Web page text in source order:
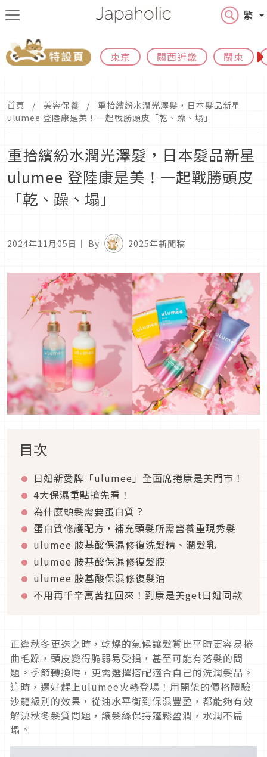
繁
東京 關西近畿 關東
首頁 美容保養
重拾繽紛水潤光澤髮，日本髮品新星
ulumee 登陸康是美！一起戰勝頭皮「乾、躁、塌」
重拾繽紛水潤光澤髮，日本髮品新星
ulumee 登陸康是美！一起戰勝頭皮
「乾、躁、塌」
2024年11月05日 ｜ By 2025年新聞稿
目次
日妞新愛牌「ulumee」全面席捲康是美門市！
4大保濕重點搶先看！
為什麼頭髮需要蛋白質？
蛋白質修護配方，補充頭髮所需營養重現秀髮
ulumee 胺基酸保濕修復洗髮精、潤髮乳
ulumee 胺基酸保濕修復髮膜
ulumee 胺基酸保濕修復髮油
不用再千辛萬苦扛回來！到康是美get日妞同款
正逢秋冬更迭之時，乾燥的氣候讓髮質比平時更容易捲
曲毛躁，頭皮變得脆弱易受損，甚至可能有落髮的問
題。季節轉換時，更需選擇搭配適合自己的洗潤髮品。
這時，還好趕上ulumee火熱登場！用開架的價格體驗
沙龍級別的效果，從油水平衡到保濕豐盈，都能夠有效
解決秋冬髮質問題，讓髮絲保持蓬鬆盈潤，水潤不扁
塌。